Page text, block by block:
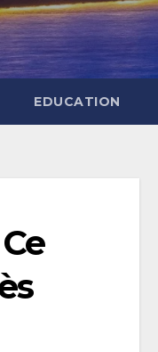
EDUCATION